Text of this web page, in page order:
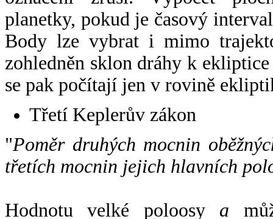
planetky, pokud je časový
Body lze vybrat i mimo
zohledněn sklon dráhy k
se pak počítají jen v rovině
Třetí Keplerův zákon
"Poměr druhých mocnin
třetích mocnin jejich hlavních
Hodnotu velké poloosy a